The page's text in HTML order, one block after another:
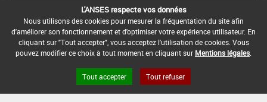
D'APPLICATION
D'APPLICATION
RÉCOLTE
0,2
kg/ha 1 Min
: 20
Max
: 32
F
(BBCH
32)
20 m
(5 m)
INTERVALLE MINIMUM ENTRE APPLICATIONS :
-
L'ANSES respecte vos données
Nous utilisons des cookies pour mesurer la fréquentation du site afin
d'améliorer son fonctionnement et d'optimiser votre expérience utilisateur. En
cliquant sur "Tout accepter", vous acceptez l'utilisation de cookies. Vous
pouvez modifier ce choix à tout moment en cliquant sur Mentions légales
Tout accepter Tout refuser